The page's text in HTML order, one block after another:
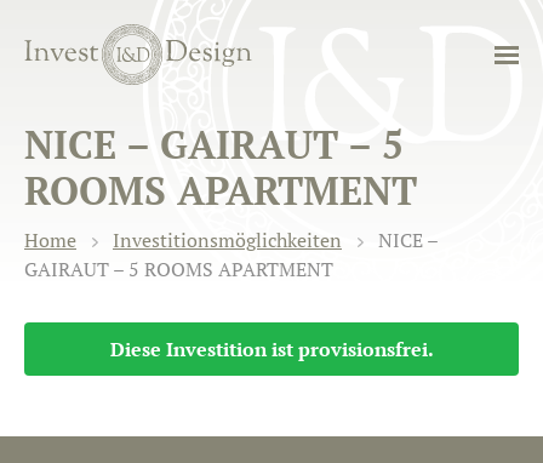
NICE – GAIRAUT – 5
ROOMS APARTMENT
Home Investitionsmöglichkeiten
NICE –
GAIRAUT – 5 ROOMS APARTMENT
Diese Investition ist provisionsfrei.